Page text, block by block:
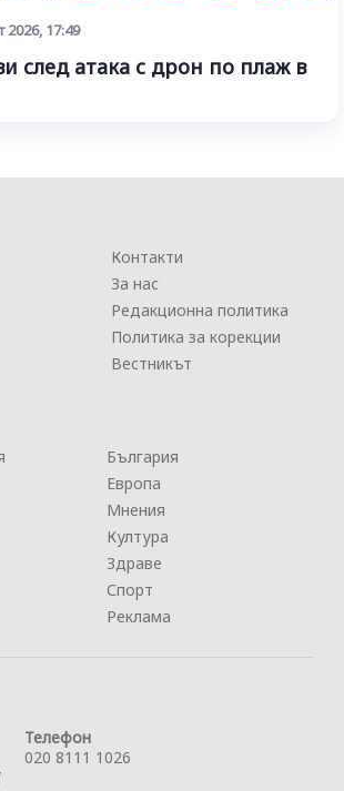
2026, 17:49
след атака с дрон по плаж в
Контакти
За нас
Редакционна политика
Политика за корекции
Вестникът
България
Европа
Мнения
Култура
Здраве
Спорт
Реклама
Телефон
020 8111 1026